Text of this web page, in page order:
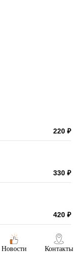
220 ₽
330 ₽
420 ₽
Новости Контакты